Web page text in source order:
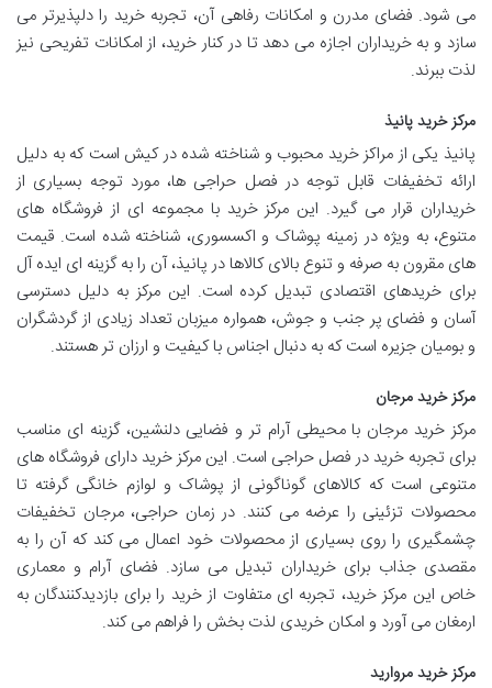
می شود. فضای مدرن و امکانات رفاهی آن، تجربه خرید را دلپذیرتر می
سازد و به خریداران اجازه می دهد تا در کنار خرید، از امکانات تفریحی نیز
لذت ببرند.
مرکز خرید پانیذ
پانیذ یکی از مراکز خرید محبوب و شناخته شده در کیش است که به دلیل
ارائه تخفیفات قابل توجه در فصل حراجی ها، مورد توجه بسیاری از
خریداران قرار می گیرد. این مرکز خرید با مجموعه ای از فروشگاه های
متنوع، به ویژه در زمینه پوشاک و اکسسوری، شناخته شده است. قیمت
های مقرون به صرفه و تنوع بالای کالاها در پانیذ، آن را به گزینه ای ایده آل
برای خریدهای اقتصادی تبدیل کرده است. این مرکز به دلیل دسترسی
آسان و فضای پر جنب و جوش، همواره میزبان تعداد زیادی از گردشگران
و بومیان جزیره است که به دنبال اجناس با کیفیت و ارزان تر هستند.
مرکز خرید مرجان
مرکز خرید مرجان با محیطی آرام تر و فضایی دلنشین، گزینه ای مناسب
برای تجربه خرید در فصل حراجی است. این مرکز خرید دارای فروشگاه های
متنوعی است که کالاهای گوناگونی از پوشاک و لوازم خانگی گرفته تا
محصولات تزئینی را عرضه می کنند. در زمان حراجی، مرجان تخفیفات
چشمگیری را روی بسیاری از محصولات خود اعمال می کند که آن را به
مقصدی جذاب برای خریداران تبدیل می سازد. فضای آرام و معماری
خاص این مرکز خرید، تجربه ای متفاوت از خرید را برای بازدیدکنندگان به
ارمغان می آورد و امکان خریدی لذت بخش را فراهم می کند.
مرکز خرید مروارید